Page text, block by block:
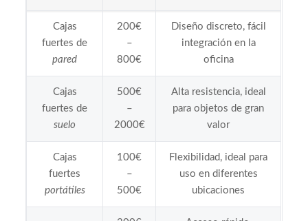
Cajas
fuertes de
pared
200€
–
800€
Diseño discreto, fácil
integración en la
oficina
Cajas
fuertes de
suelo
500€
–
2000€
Alta resistencia, ideal
para objetos de gran
valor
Cajas
fuertes
portátiles
100€
–
500€
Flexibilidad, ideal para
uso en diferentes
ubicaciones